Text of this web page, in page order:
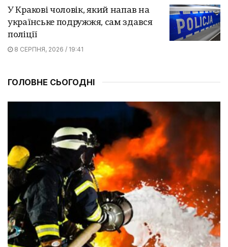
У Кракові чоловік, який напав на
українське подружжя, сам здався
поліції
8 СЕРПНЯ, 2026 / 19:41
ГОЛОВНЕ СЬОГОДНІ